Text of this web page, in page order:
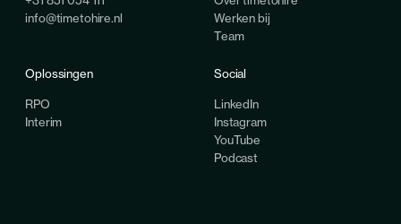
info@timetohire.nl
Werken bij
Team
Oplossingen
RPO
Interim
Social
LinkedIn
Instagram
YouTube
Podcast